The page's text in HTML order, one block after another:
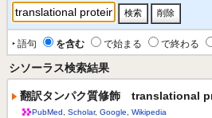
‣ 語句 を含む で始まる で終わる
シソーラス検索結果
翻訳タンパク質修飾 translational
PubMed Scholar, Google Wikipedia